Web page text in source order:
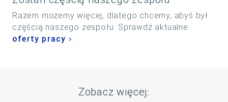
Razem możemy więcej, dlatego chcemy, abyś był
częścią naszego zespołu. Sprawdź aktualne
oferty pracy
.
Zobacz więcej: